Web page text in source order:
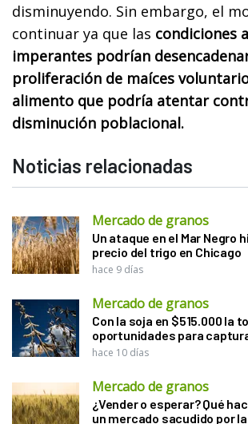
disminuyendo. Sin embargo, el
continuar ya que las condiciones
imperantes podrían
proliferación de maíces
alimento que podría atentar
disminución poblacional.
Noticias relacionadas
Mercado de granos
Un ataque en el Mar Negro
precio del trigo en Chicago
hace 9 días
Mercado de granos
Con la soja en $515.000 la
oportunidades para
hace 10 días
Mercado de granos
¿Vender o esperar? Qué
un mercado sacudido por